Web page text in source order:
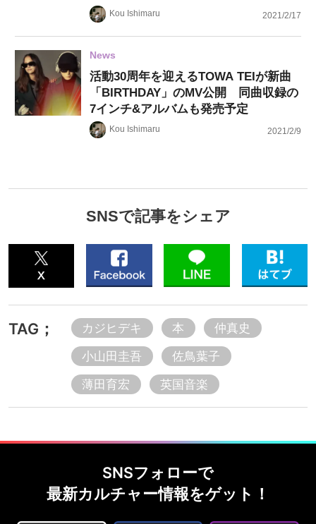
Kou Ishimaru 2021/2/17
News
活動30周年を迎えるTOWA TEIが新曲
「BIRTHDAY」のMV公開 同曲収録の
7インチ&アルバムも発売予定
Kou Ishimaru 2021/2/9
SNSで記事をシェア
TAG； カジヒデキ 本
仲真史
小山田圭吾
佐鳥葉子
薄田育宏
英国音楽
SNSフォローで
最新カルチャー情報をゲット！